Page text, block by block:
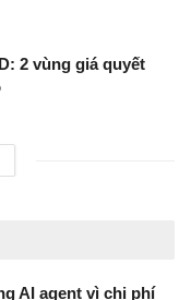
2 vùng giá quyết
AI agent vì chi phí